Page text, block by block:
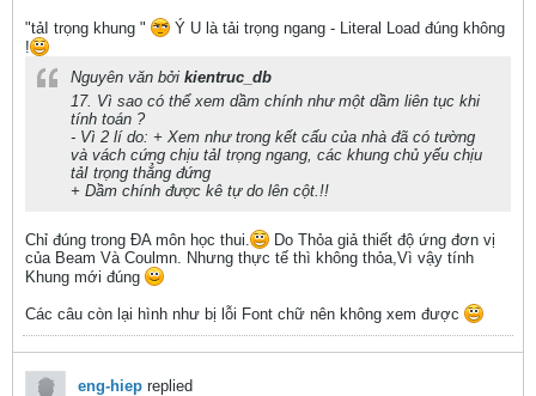
"tảI trọng khung "
Ý U là tải trọng ngang - Literal Load đúng không
!
Nguyên văn bởi kientruc_db
17. Vì sao có thể xem dầm chính như một dầm liên tục khi
tính toán ?
- Vì 2 lí do: + Xem như trong kết cấu của nhà đã có tường
và vách cứng chịu tảI trọng ngang, các khung chủ yếu chịu
tảI trọng thẳng đứng
+ Dầm chính được kê tự do lên cột.!!
Chỉ đúng trong ĐA môn học thui.
Do Thỏa giả thiết độ ứng đơn vị
của Beam Và Coulmn. Nhưng thực tế thì không thỏa,Vì vậy tính
Khung mới đúng
Các câu còn lại hình như bị lỗi Font chữ nên không xem được
eng-hiep replied